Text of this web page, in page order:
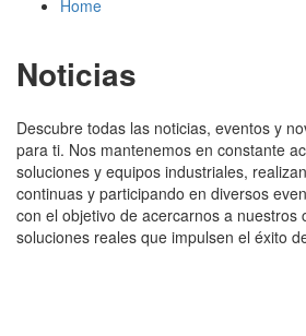
Home
Noticias
Descubre todas las noticias, eventos y
para ti. Nos mantenemos en constante
soluciones y equipos industriales,
continuas y participando en diversos
con el objetivo de acercarnos a nuestros
soluciones reales que impulsen el éxito